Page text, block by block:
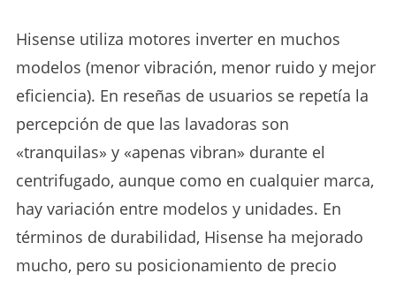
Hisense utiliza motores inverter en muchos
modelos (menor vibración, menor ruido y mejor
eficiencia). En reseñas de usuarios se repetía la
percepción de que las lavadoras son
«tranquilas» y «apenas vibran» durante el
centrifugado, aunque como en cualquier marca,
hay variación entre modelos y unidades. En
términos de durabilidad, Hisense ha mejorado
mucho, pero su posicionamiento de precio